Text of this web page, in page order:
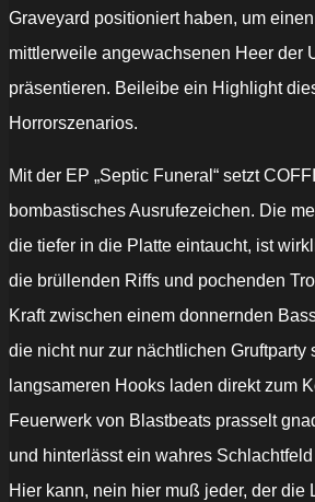
Graveyard positioniert haben, um
mittlerweile angewachsenen Heer der
präsentieren. Beileibe ein Highlight
Horrorszenarios.
Mit der EP „Septic Funeral“ setzt
bombastisches Ausrufezeichen. Die
die tiefer in die Platte eintaucht, ist
die brüllenden Riffs und pochenden
Kraft zwischen einem donnernden
die nicht nur zur nächtlichen Gruftparty
langsameren Hooks laden direkt zum
Feuerwerk von Blastbeats prasselt
und hinterlässt ein wahres
Hier kann, nein hier muß jeder, der die